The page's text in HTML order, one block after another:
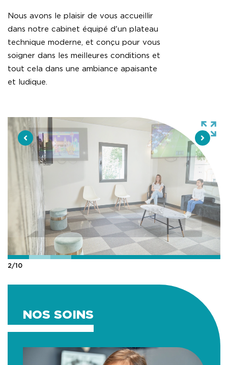
3/10
Nous avons le plaisir de vous accueillir
dans notre cabinet équipé d'un plateau
technique moderne, et conçu pour vous
soigner dans les meilleures conditions et
tout cela dans une ambiance apaisante
et ludique.
NOS SOINS